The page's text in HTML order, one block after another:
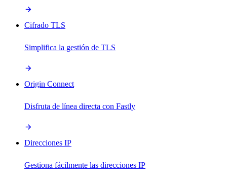
Cifrado TLS
Simplifica la gestión de TLS
Origin Connect
Disfruta de línea directa con Fastly
Direcciones IP
Gestiona fácilmente las direcciones IP